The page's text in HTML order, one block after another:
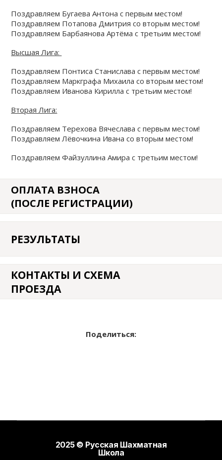
Поздравляем Бугаева Антона с первым местом!
Поздравляем Потапова Дмитрия со вторым местом!
Поздравляем Барбаянова Артёма с третьим местом!
Высшая Лига:
Поздравляем Понтиса Станислава с первым местом!
Поздравляем Маркграфа Михаила со вторым местом!
Поздравляем Иванова Кирилла с третьим местом!
Вторая Лига:
Поздравляем Терехова Вячеслава с первым местом!
Поздравляем Лёвочкина Ивана со вторым местом!
Поздравляем Файзуллина Амира с третьим местом!
ОПЛАТА ВЗНОСА
(ПОСЛЕ РЕГИСТРАЦИИ)
РЕЗУЛЬТАТЫ
КОНТАКТЫ И СХЕМА
ПРОЕЗДА
Поделиться:
2025 © Русская Шахматная
Школа